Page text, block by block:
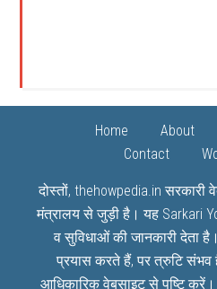
Home About
Contact
दोस्तों, thehowpedia.in सरकारी
मंत्रालय से जुड़ी है। यह Sarkari
व सुविधाओं की जानकारी देता
प्रयास करते हैं, पर त्रुटि संभव
आधिकारिक वेबसाइट से पुष्टि करें।